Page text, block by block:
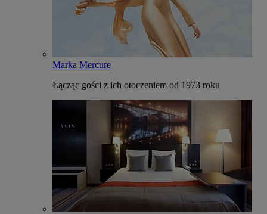
Marka Mercure
Łącząc gości z ich otoczeniem od 1973 roku